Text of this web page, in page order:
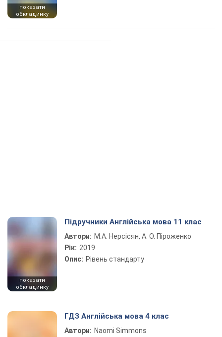
показати
обкладинку
показати
обкладинку
Підручники Англійська мова 11 клас
Автори: М.А. Нерсісян, А. О. Піроженко
Рік: 2019
Опис: Рівень стандарту
ГДЗ Англійська мова 4 клас
Автори: Naomi Simmons